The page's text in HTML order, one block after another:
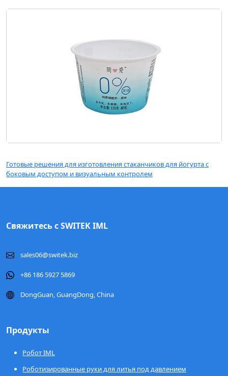
Готовые решения для изготовления стаканчиков для йогурта с
боковым доступом и визуальным контролем
Свяжитесь с SWITEK IML
sales06@switek.biz
+86 186 5927 5869
DongGuan, GuangDong, China
Продукты
Робот IML
Роботизированные руки для литья под давлением